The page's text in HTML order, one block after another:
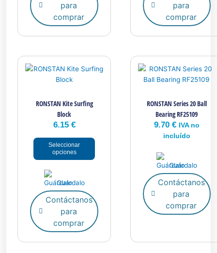
para
comprar
para
comprar
RONSTAN Kite Surfing
Block
6.15 €
Seleccionar
opciones
producto
elegir
de
producto
Guárdalo
Contáctanos
para
comprar
RONSTAN Series 20 Ball
Bearing RF25109
9.70 €
IVA no
incluído
Guárdalo
Contáctanos
para
comprar